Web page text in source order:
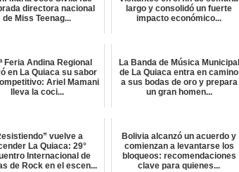
directora nacional
de Miss Teenag...
largo y consolidó un fuerte
impacto económico...
Feria Andina Regional
en La Quiaca su sabor
Ariel Mamani
lleva la coci...
La Banda de Música Municipal
de La Quiaca entra en camino
a sus bodas de oro y prepara
un gran homen...
vuelve a
La Quiaca: 29°
Internacional de
de Rock en el escen...
Bolivia alcanzó un acuerdo y
comienzan a levantarse los
bloqueos: recomendaciones
clave para quienes...